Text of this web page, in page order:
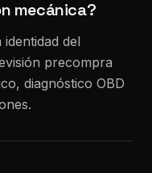
mecánica?
del
precompra
diagnóstico OBD